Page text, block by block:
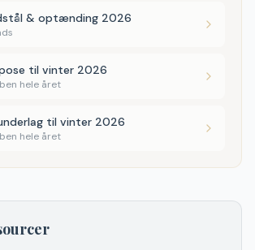
& optænding 2026
til vinter 2026
hele året
til vinter 2026
hele året